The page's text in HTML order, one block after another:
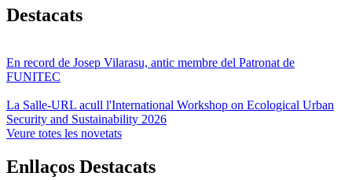
Destacats
En record de Josep Vilarasu, antic membre del Patronat de
FUNITEC
La Salle-URL acull l'International Workshop on Ecological Urban
Security and Sustainability 2026
Veure totes les novetats
Enllaços Destacats